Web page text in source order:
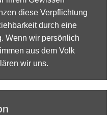
diese Verpflichtung
durch eine
Wenn wir persönlich
aus dem Volk
wir uns.